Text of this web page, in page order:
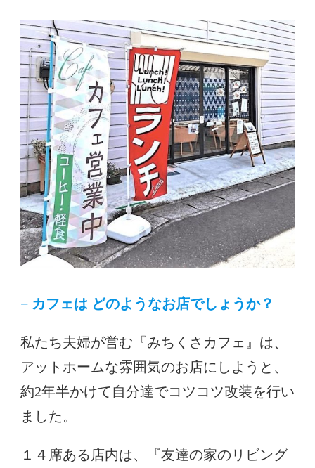
− カフェは どのようなお店でしょうか？
私たち夫婦が営む『みちくさカフェ』は、
アットホームな雰囲気のお店にしようと、
約2年半かけて自分達でコツコツ改装を行い
ました。
１４席ある店内は、『友達の家のリビング